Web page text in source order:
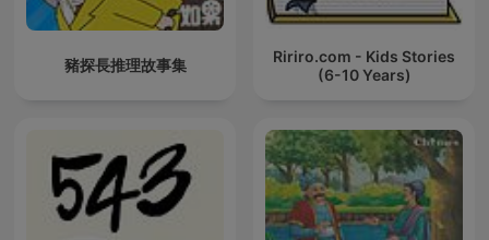
豬探長推理故事集
Ririro.com - Kids Stories
(6-10 Years)